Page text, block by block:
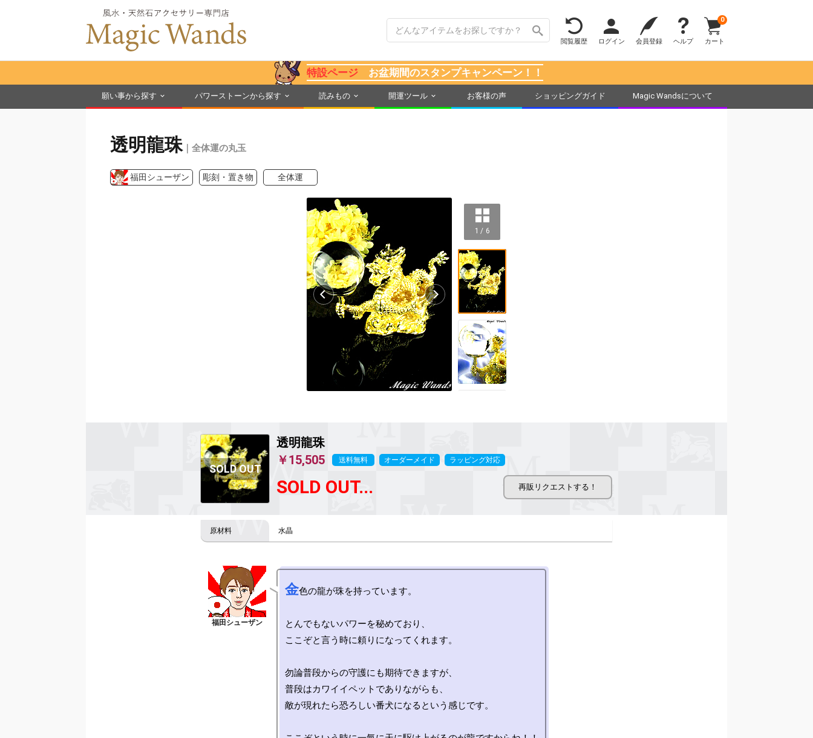
閲覧履歴 ログイン 会員登録 ヘルプ カート
0
特設ページ お盆期間のスタンプキャンペーン！！
願い事から探す パワーストーンから探す 読みもの 開運ツール お客様の声 ショッピングガイド Magic Wandsについて
透明龍珠｜全体運の丸玉
福田シューザン 彫刻・置き物 全体運
1 / 6
透明龍珠
￥15,505
送料無料 オーダーメイド ラッピング対応
SOLD OUT...
水晶
金色の龍が珠を持っています。
とんでもないパワーを秘めており、
ここぞと言う時に頼りになってくれます。
勿論普段からの守護にも期待できますが、
普段はカワイイペットでありながらも、
敵が現れたら恐ろしい番犬になるという感じです。